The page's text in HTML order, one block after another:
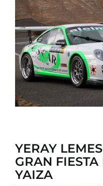
CONTACTO
YERAY
GRAN
YAIZA